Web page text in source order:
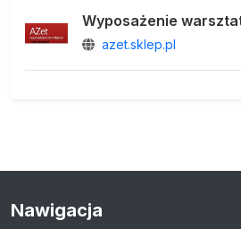
Wyposażenie
azet.sklep.pl
Nawigacja